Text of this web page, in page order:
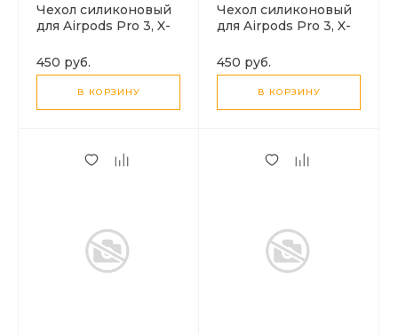
Чехол силиконовый
для Airpods Pro 3, X-
карабином
450 руб.
В КОРЗИНУ
Чехол силиконовый
для Airpods Pro 3, X-
розовый с
карабином
450 руб.
В КОРЗИНУ